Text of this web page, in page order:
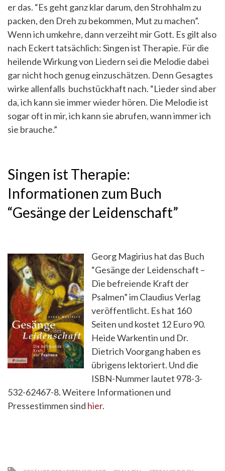
er das. “Es geht ganz klar darum, den Strohhalm zu
packen, den Dreh zu bekommen, Mut zu machen”.
Wenn ich umkehre, dann verzeiht mir Gott. Es gilt also
nach Eckert tatsächlich: Singen ist Therapie. Für die
heilende Wirkung von Liedern sei die Melodie dabei
gar nicht hoch genug einzuschätzen. Denn Gesagtes
wirke allenfalls buchstückhaft nach. “Lieder sind aber
da, ich kann sie immer wieder hören. Die Melodie ist
sogar oft in mir, ich kann sie abrufen, wann immer ich
sie brauche.”
Singen ist Therapie:
Informationen zum Buch
“Gesänge der Leidenschaft”
Georg Magirius hat das Buch
“Gesänge der Leidenschaft –
Die befreiende Kraft der
Psalmen” im Claudius Verlag
veröffentlicht. Es hat 160
Seiten und kostet 12 Euro 90.
Heide Warkentin und Dr.
Dietrich Voorgang haben es
übrigens lektoriert. Und die
ISBN-Nummer lautet 978-3-
532-62467-8. Weitere Informationen und
Pressestimmen sind hier.